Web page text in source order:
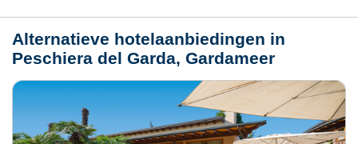
Alternatieve hotelaanbiedingen in
Peschiera del Garda, Gardameer